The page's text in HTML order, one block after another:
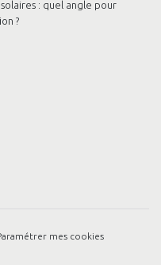
: quel angle pour
?
mes cookies